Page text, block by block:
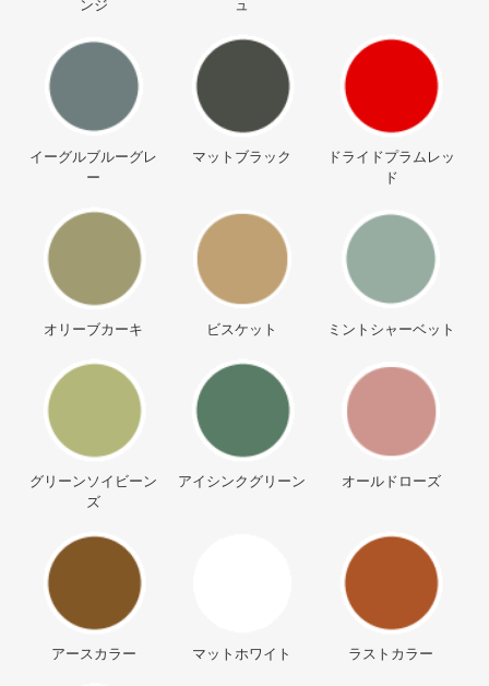
ンジ ュ
イーグルブルーグレ
ー
マットブラック
ドライドプラムレッ
ド
オリーブカーキ ビスケット ミントシャーベット
グリーンソイビーン
ズ
アイシンクグリーン オールドローズ
アースカラー マットホワイト ラストカラー